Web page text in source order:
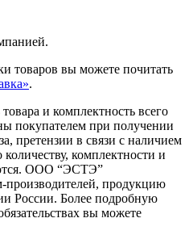
товаров вы можете почитать
.
и комплектность всего
покупателем при получении
претензии в связи с наличием
комплектности и
ООО “ЭСТЭ”
продукцию
России. Более подробную
вы можете